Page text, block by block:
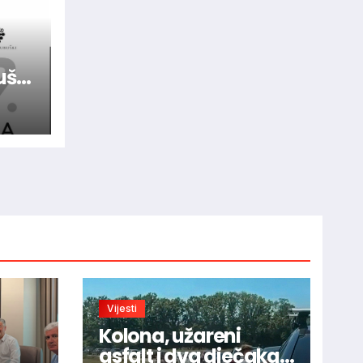
Vijesti
Kolona, užareni
asfalt i dva dječaka